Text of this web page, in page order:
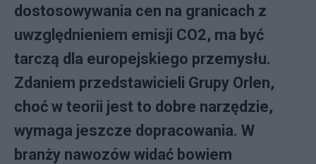
dostosowywania cen na granicach z
uwzględnieniem emisji CO2, ma być
tarczą dla europejskiego przemysłu.
Zdaniem przedstawicieli Grupy Orlen,
choć w teorii jest to dobre narzędzie,
wymaga jeszcze dopracowania. W
branży nawozów widać bowiem